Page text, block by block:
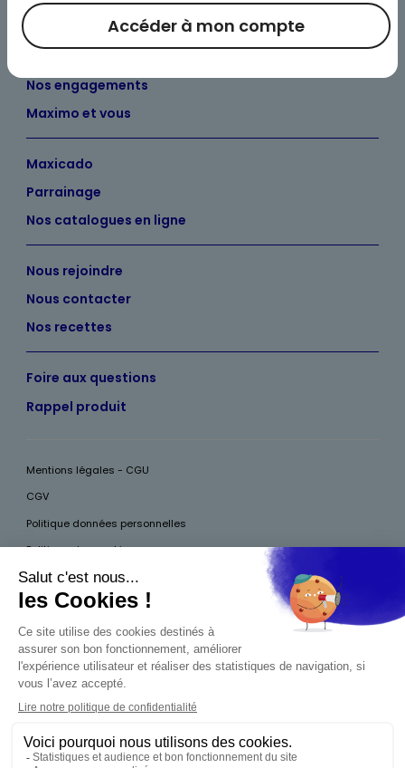
Nos engagements
Maximo et vous
Maxicado
Parrainage
Nos catalogues en ligne
Nous rejoindre
Nous contacter
Nos recettes
Foire aux questions
Rappel produit
Mentions légales - CGU
CGV
Politique données personnelles
Politique des cookies
Accessibilité
Pour votre santé, mangez au moins cinq fruits et légumes par jour, plus
d’infos surwww.mangerbouger.fr
aux mineurs de moins de 18 ans
La preuve de majorité de l'acheteur est exigée au
Accéder à mon compte